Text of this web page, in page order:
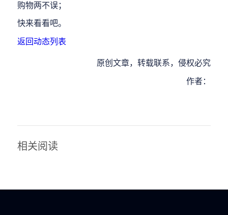
购物两不误；
快来看看吧。
返回动态列表
原创文章，转载联系，侵权必究
作者：
相关阅读